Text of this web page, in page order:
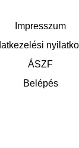
Impresszum
ÁSZF
Belépés